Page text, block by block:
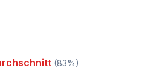
(83%)